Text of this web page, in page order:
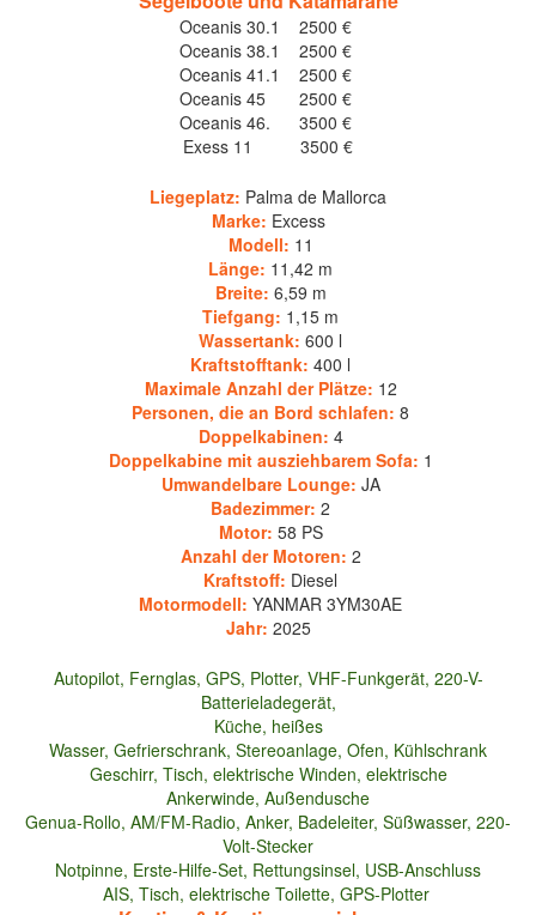
Oceanis 30.1 2500 €
Oceanis 38.1 2500 €
Oceanis 41.1 2500 €
Oceanis 45 2500 €
Oceanis 46. 3500 €
Exess 11 3500 €
Liegeplatz: Palma de Mallorca
Marke: Excess
Modell: 11
Länge: 11,42 m
Breite: 6,59 m
Tiefgang: 1,15 m
Wassertank: 600 l
Kraftstofftank: 400 l
Maximale Anzahl der Plätze: 12
Personen, die an Bord schlafen: 8
Doppelkabinen: 4
Doppelkabine mit ausziehbarem Sofa: 1
Umwandelbare Lounge: JA
Badezimmer: 2
Motor: 58 PS
Anzahl der Motoren: 2
Kraftstoff: Diesel
Motormodell: YANMAR 3YM30AE
Jahr: 2025
Autopilot, Fernglas, GPS, Plotter, VHF-Funkgerät, 220-V-
Batterieladegerät,
Küche, heißes
Wasser, Gefrierschrank, Stereoanlage, Ofen, Kühlschrank
Geschirr, Tisch, elektrische Winden, elektrische
Ankerwinde, Außendusche
Genua-Rollo, AM/FM-Radio, Anker, Badeleiter, Süßwasser, 220-
Volt-Stecker
Notpinne, Erste-Hilfe-Set, Rettungsinsel, USB-Anschluss
AIS, Tisch, elektrische Toilette, GPS-Plotter